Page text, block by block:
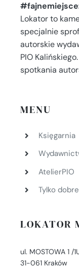
Lokator to
specjalnie
autorskie
PIO
spotkania
MENU
Księgarnia
AtelierPIO
Tylko
LOKATOR
ul. MOSTOWA 1 /
31-061 Kraków